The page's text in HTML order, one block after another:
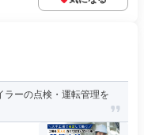
ラーの点検・運転管理を